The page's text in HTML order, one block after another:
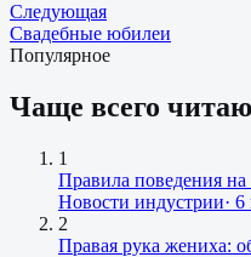
Следующая
Свадебные юбилеи
Популярное
Чаще всего
1
Правила поведения на
Новости индустрии· 6
2
Правая рука жениха: